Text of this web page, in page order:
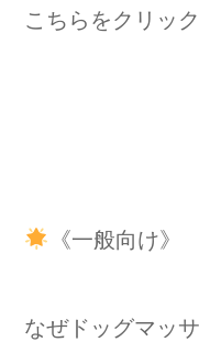
こちらをクリッ
《一般向け》
なぜドッグマッ